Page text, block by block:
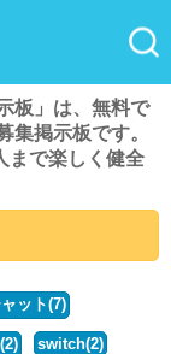
板」は、無料で
掲示板です。
まで楽しく健全
ット(7)
switch(2)